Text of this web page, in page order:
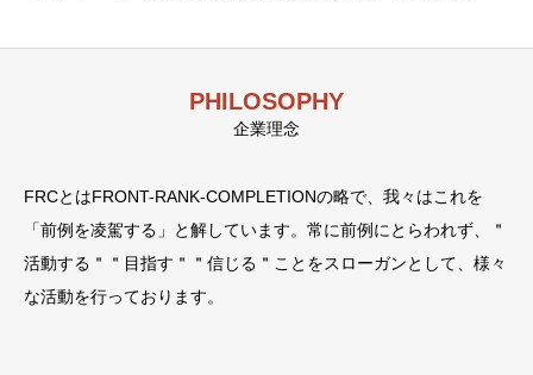
PHILOSOPHY
企業理念
FRCとはFRONT-RANK-COMPLETIONの略で、我々はこれを
「前例を凌駕する」と解しています。常に前例にとらわれず、
＂
活動する＂＂目指す＂＂信じる＂ことをスローガンとして、様々
な活動を行っております。